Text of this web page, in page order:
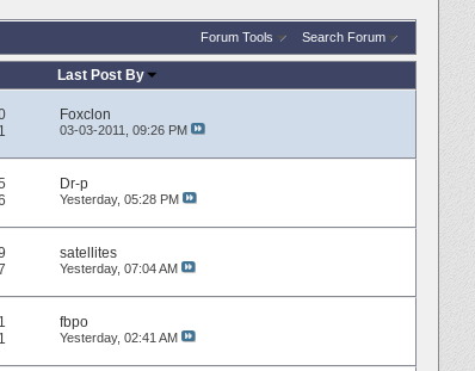
Forum Tools Search Forum
Last Post By
Foxclon
03-03-2011, 09:26 PM
Dr-p
Yesterday, 05:28 PM
satellites
Yesterday, 07:04 AM
fbpo
Yesterday, 02:41 AM